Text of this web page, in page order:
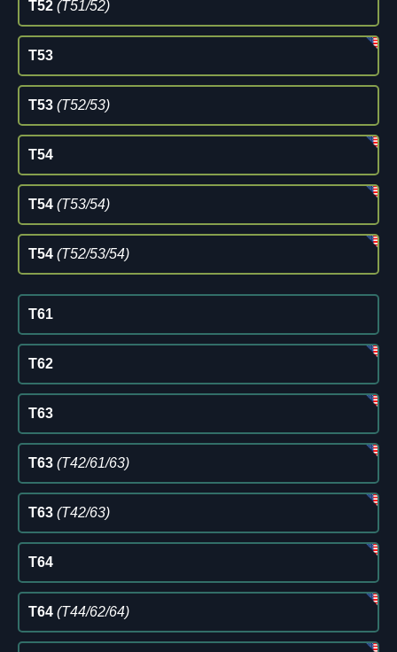
T52 (T51/52)
T53
T53 (T52/53)
T54
T54 (T53/54)
T54 (T52/53/54)
T61
T62
T63
T63 (T42/61/63)
T63 (T42/63)
T64
T64 (T44/62/64)